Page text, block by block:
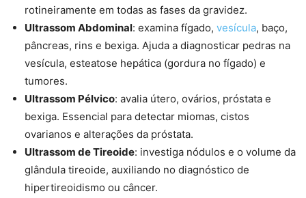
rotineiramente em todas as fases da gravidez.
Ultrassom Abdominal: examina fígado, vesícula, baço,
pâncreas, rins e bexiga. Ajuda a diagnosticar pedras na
vesícula, esteatose hepática (gordura no fígado) e
tumores.
Ultrassom Pélvico: avalia útero, ovários, próstata e
bexiga. Essencial para detectar miomas, cistos
ovarianos e alterações da próstata.
Ultrassom de Tireoide: investiga nódulos e o volume da
glândula tireoide, auxiliando no diagnóstico de
hipertireoidismo ou câncer.